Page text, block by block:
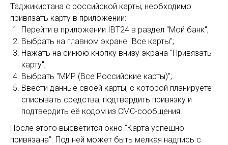
Таджикистана с российской карты, необходимо
привязать карту в приложении:
Перейти в приложении IBT24 в раздел "Мой банк";
Выбрать на главном экране "Все карты";
Нажать на синюю кнопку внизу экрана "Привязать
карту";
Выбрать "МИР (Все Российские карты)";
Ввести данные своей карты, с которой планируете
списывать средства, подтвердить привязку и
подтвердить её кодом из СМС-сообщения.
После этого высветится окно “Карта успешно
привязана”. Под ней может быть мелкая надпись с